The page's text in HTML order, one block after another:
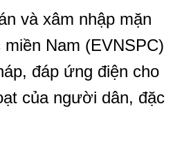
và xâm nhập mặn
Nam (EVNSPC)
đáp ứng điện cho
của người dân, đặc